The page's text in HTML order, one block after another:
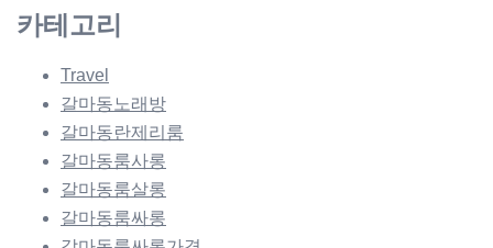
카테고리
Travel
갈마동노래방
갈마동란제리룸
갈마동룸사롱
갈마동룸살롱
갈마동룸싸롱